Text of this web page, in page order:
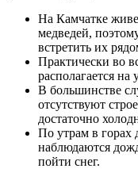
На Камчатке
медведей,
встретить их
Практически во
располагается на
В большинстве
отсутствуют
достаточно
По утрам в горах
наблюдаются
пойти снег.